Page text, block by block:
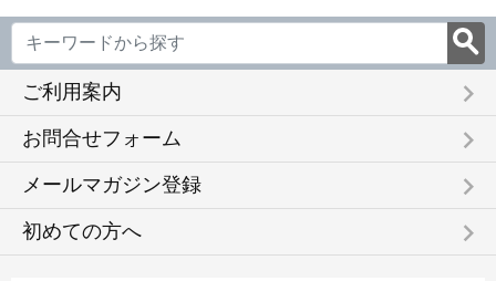
ご利用案内 keyboard_arrow_right
お問合せフォーム keyboard_arrow_right
メールマガジン登録 keyboard_arrow_right
初めての方へ keyboard_arrow_right